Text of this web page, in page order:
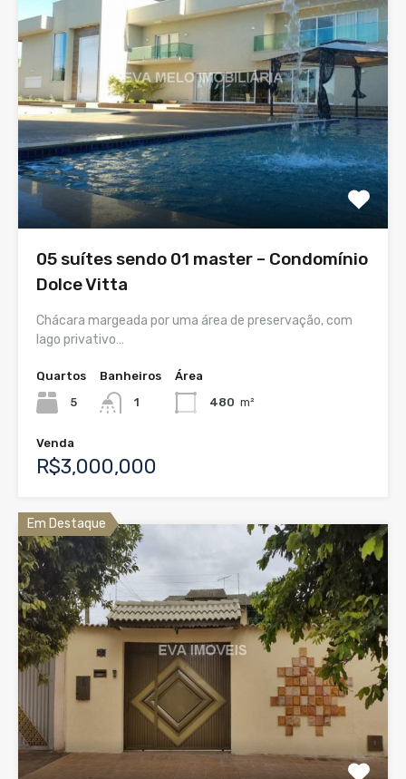
05 suítes sendo 01 master – Condomínio
Dolce Vitta
Chácara margeada por uma área de preservação, com
lago privativo…
Quartos
5
Banheiros
1
Área
480 m²
Venda
R$3,000,000
Em Destaque